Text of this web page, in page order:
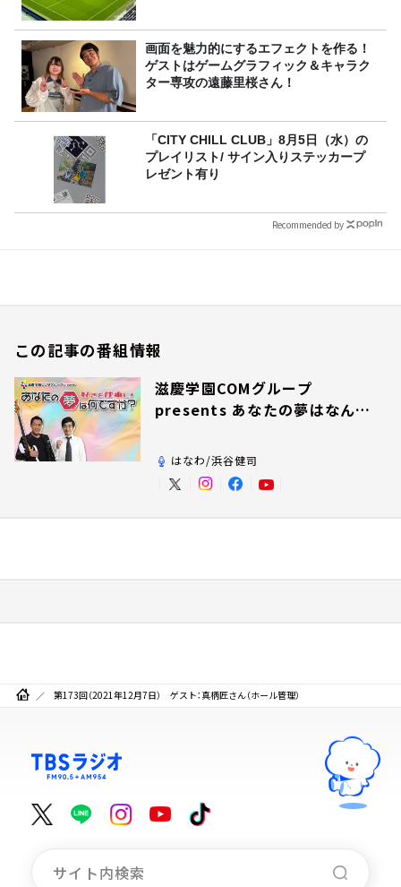
画面を魅力的にするエフェクトを作る！
ゲストはゲームグラフィック＆キャラク
ター専攻の遠藤里桜さん！
「CITY CHILL CLUB」8月5日（水）の
プレイリスト/ サイン入りステッカープ
レゼント有り
Recommended by
この記事の番組情報
滋慶学園COMグループ
presents あなたの夢はなんで
はなわ/浜谷健司
第173回（2021年12月7日） ゲスト：真柄匠さん（ホール管理）